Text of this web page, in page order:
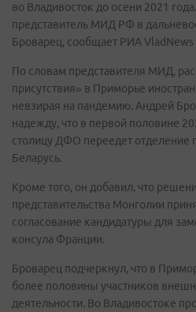
во Владивосток до осени 2021
представитель МИД РФ в
Броварец, сообщает РИА
По словам представителя МИД,
присутствия» в Приморье
невзирая на пандемию. Андрей
надежду, что в первой половине
столицу ДФО переедет отделение
Беларусь.
Кроме того, он добавил, что
представительства Монголии
согласование кандидатуры для
консула Франции.
Броварец подчеркнул, что в
более половины участников
деятельности. Во Владивостоке